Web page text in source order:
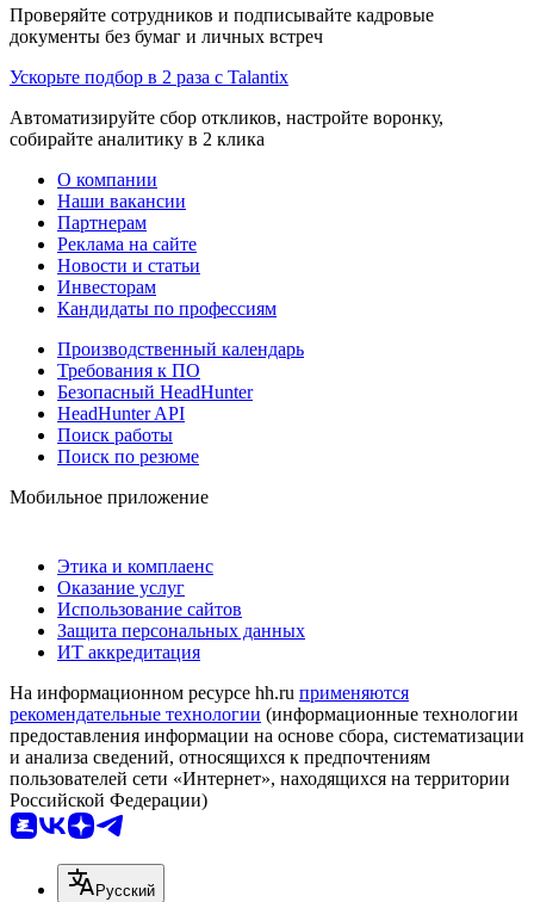
Проверяйте сотрудников и подписывайте кадровые
документы без бумаг и личных встреч
Ускорьте подбор в 2 раза с Talantix
Автоматизируйте сбор откликов, настройте воронку,
собирайте аналитику в 2 клика
О компании
Наши вакансии
Партнерам
Реклама на сайте
Новости и статьи
Инвесторам
Кандидаты по профессиям
Производственный календарь
Требования к ПО
Безопасный HeadHunter
HeadHunter API
Поиск работы
Поиск по резюме
Мобильное приложение
Этика и комплаенс
Оказание услуг
Использование сайтов
Защита персональных данных
ИТ аккредитация
На информационном ресурсе hh.ru применяются
рекомендательные технологии (информационные технологии
предоставления информации на основе сбора, систематизации
и анализа сведений, относящихся к предпочтениям
пользователей сети «Интернет», находящихся на территории
Российской Федерации)
Русский